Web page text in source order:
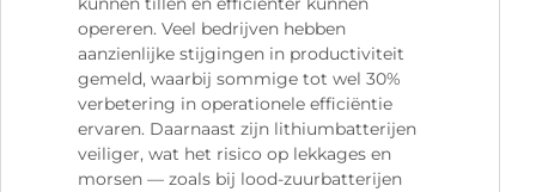
opereren. Veel bedrijven hebben
aanzienlijke stijgingen in productiviteit
gemeld, waarbij sommige tot wel 30%
verbetering in operationele efficiëntie
ervaren. Daarnaast zijn lithiumbatterijen
veiliger, wat het risico op lekkages en
morsen — zoals bij lood-zuurbatterijen